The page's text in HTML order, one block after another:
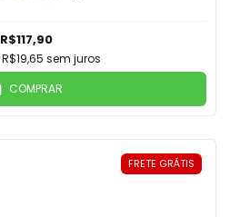
R$117,90
R$19,65 sem juros
COMPRAR
FRETE GRÁTIS